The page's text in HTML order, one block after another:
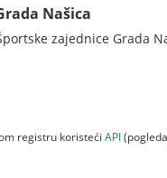
Našica
zajednice Grada
registru koristeći API